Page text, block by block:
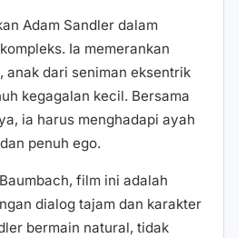
Adam Sandler dalam
Ia memerankan
anak dari seniman eksentrik
kegagalan kecil. Bersama
ia harus menghadapi ayah
penuh ego.
film ini adalah
dialog tajam dan karakter
bermain natural, tidak